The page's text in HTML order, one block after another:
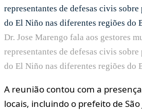
Dr. Jose Marengo fala aos gestores
representantes de defesas civis
do El Niño nas diferentes regiões do
A reunião contou com a
locais, incluindo o prefeito de São